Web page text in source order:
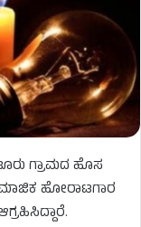
ಗ್ರಾಮದ ಹೊಸ
ಹೋರಾಟಗಾರ